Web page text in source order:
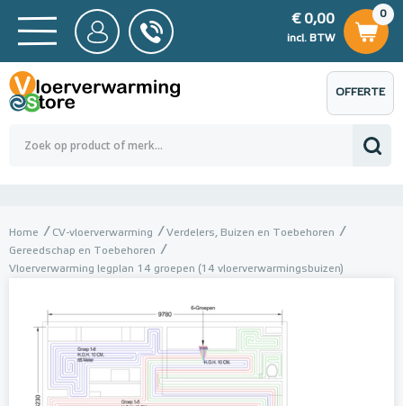
BTW
0,00
0
€ 0,00
incl. BTW
€ 0,00
OFFERTE
AANVRAGEN
Home CV-vloerverwarming
Verdelers, Buizen en Toebehoren
Gereedschap en Toebehoren
Vloerverwarming legplan 14 groepen (14 vloerverwarmingsbuizen)